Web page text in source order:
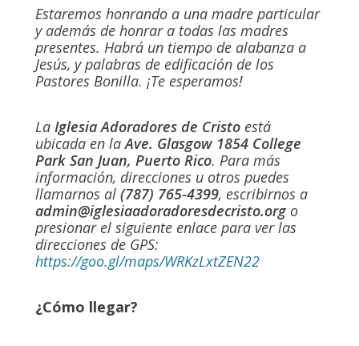
Estaremos honrando a una madre particular
y además de honrar a todas las madres
presentes. Habrá un tiempo de alabanza a
Jesús, y palabras de edificación de los
Pastores Bonilla. ¡Te esperamos!
La Iglesia Adoradores de Cristo está
ubicada en laAve. Glasgow 1854 College
Park San Juan, Puerto Rico. Para más
información, direcciones u otros puedes
llamarnos al (787) 765-4399, escribirnos a
admin@iglesiaadoradoresdecristo.org o
presionar el siguiente enlace para ver las
direcciones de GPS:
https://goo.gl/maps/WRKzLxtZEN22
¿Cómo llegar?